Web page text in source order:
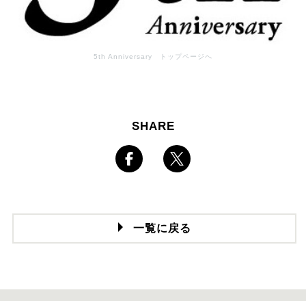
5th Anniversary トップページへ
SHARE
一覧に戻る